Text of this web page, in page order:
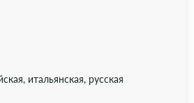
итальянская, русская